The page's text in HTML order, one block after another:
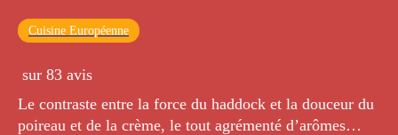
Cuisine Européenne
sur 83 avis
Le contraste entre la force du haddock et la douceur du
poireau et de la crème, le tout agrémenté d’arômes